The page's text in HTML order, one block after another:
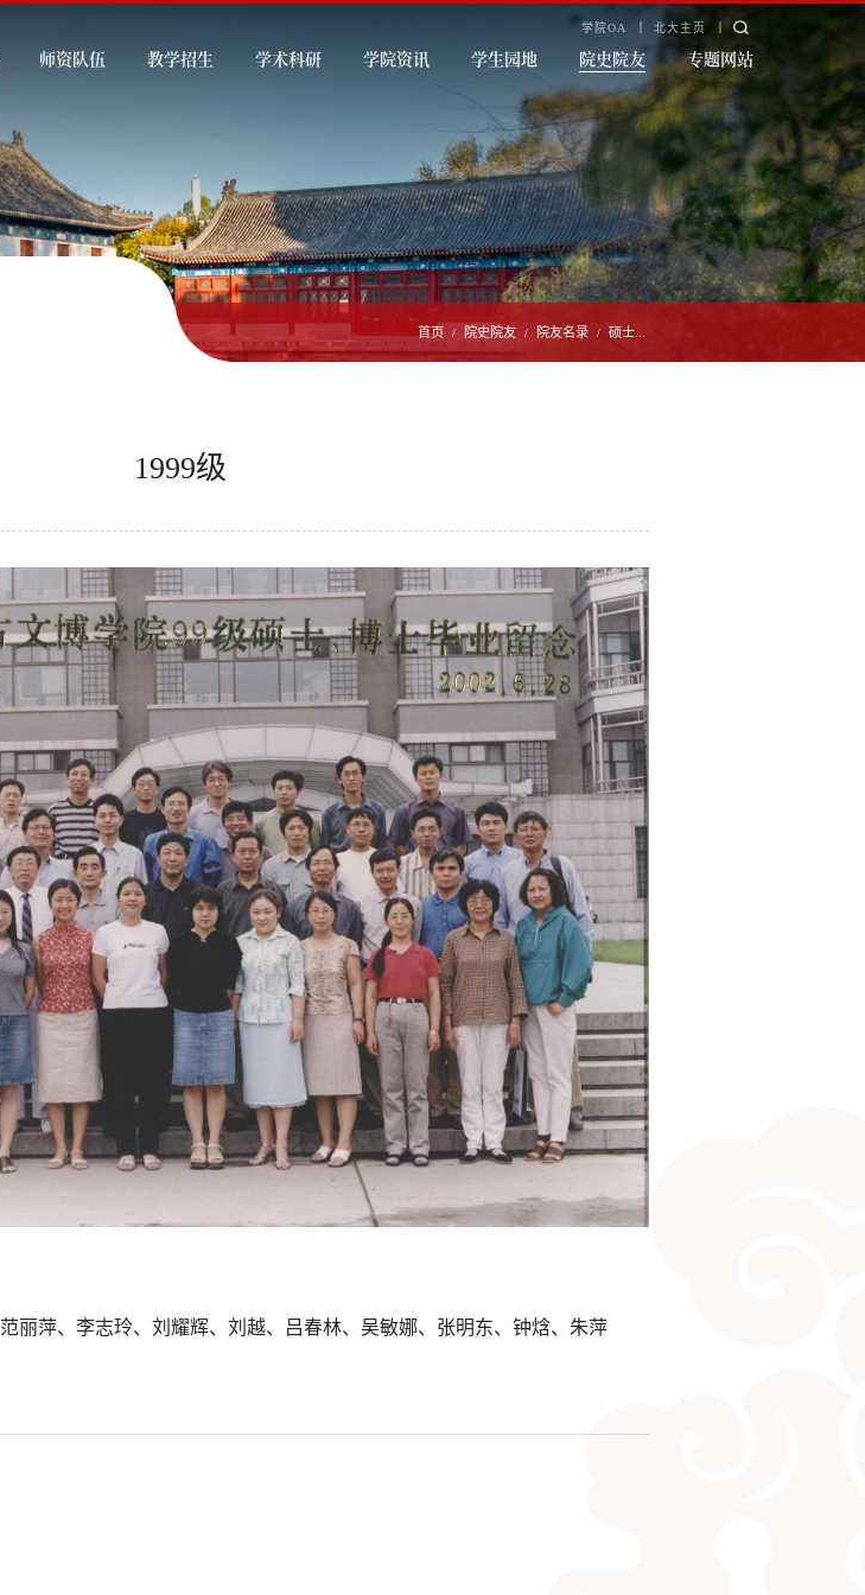
学院OA 北大主页
师资队伍 教学招生 学术科研 学院资讯 学生园地 院史院友 专题网站
首页 / 院史院友 / 院友名录 / 硕士...
1999级
范丽萍、 李志玲、 刘耀辉、 刘越、 吕春林、 吴敏娜、 张明东、 钟焓、朱萍